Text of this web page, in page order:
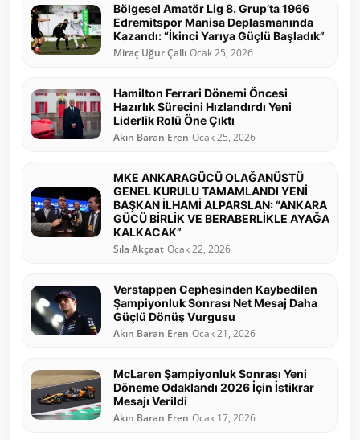
Bölgesel Amatör Lig 8. Grup’ta 1966
Edremitspor Manisa Deplasmanında
Kazandı: “İkinci Yarıya Güçlü Başladık”
Miraç Uğur Çallı Ocak 25, 2026
Hamilton Ferrari Dönemi Öncesi
Hazırlık Sürecini Hızlandırdı Yeni
Liderlik Rolü Öne Çıktı
Akın Baran Eren Ocak 25, 2026
MKE ANKARAGÜCÜ OLAĞANÜSTÜ
GENEL KURULU TAMAMLANDI YENİ
BAŞKAN İLHAMİ ALPARSLAN: “ANKARA
GÜCÜ BİRLİK VE BERABERLİKLE AYAĞA
KALKACAK”
Sıla Akçaat Ocak 22, 2026
Verstappen Cephesinden Kaybedilen
Şampiyonluk Sonrası Net Mesaj Daha
Güçlü Dönüş Vurgusu
Akın Baran Eren Ocak 21, 2026
McLaren Şampiyonluk Sonrası Yeni
Döneme Odaklandı 2026 İçin İstikrar
Mesajı Verildi
Akın Baran Eren Ocak 17, 2026